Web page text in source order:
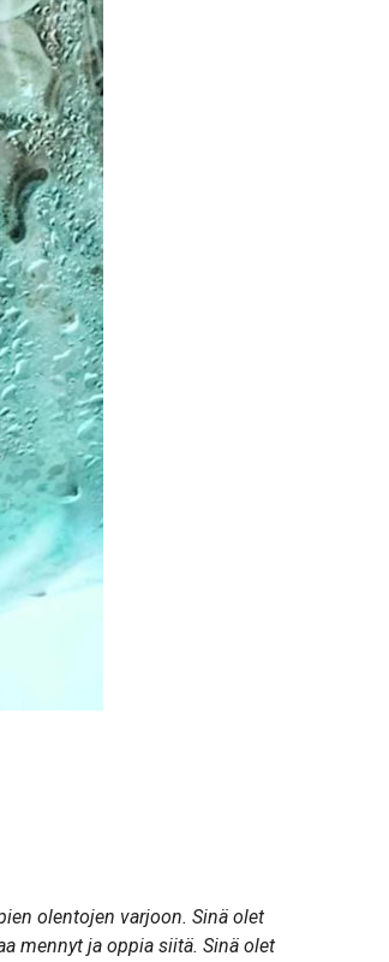
olentojen varjoon. Sinä olet
mennyt ja oppia siitä. Sinä olet